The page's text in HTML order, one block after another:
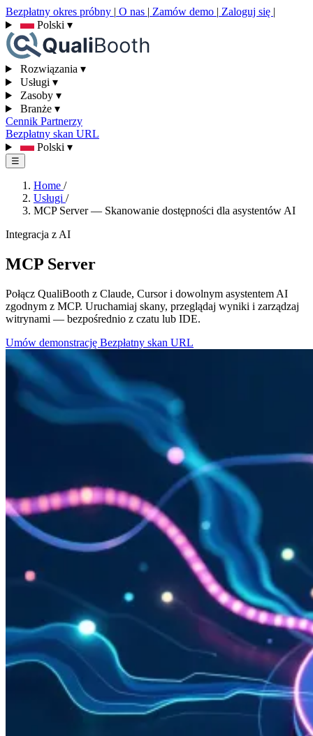
Bezpłatny okres próbny | O nas | Zamów demo | Zaloguj się |
Polski ▾
Rozwiązania ▾
Usługi ▾
Zasoby ▾
Branże ▾
Cennik Partnerzy
Bezpłatny skan URL
Polski ▾
☰
Home /
Usługi /
MCP Server — Skanowanie dostępności dla asystentów AI
Integracja z AI
MCP Server
Połącz QualiBooth z Claude, Cursor i dowolnym asystentem AI
zgodnym z MCP. Uruchamiaj skany, przeglądaj wyniki i zarządzaj
witrynami — bezpośrednio z czatu lub IDE.
Umów demonstrację Bezpłatny skan URL